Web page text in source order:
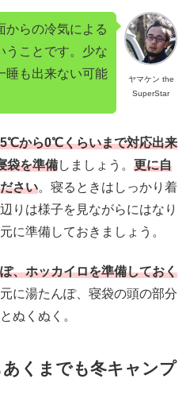
ヤマケン the
SuperStar
からの冷気による
うことです。少な
睡も出来ない可能
から0℃くらいまで対応出来
袋を準備しましょう。 更に自
さい。寝るときはしっかり着
りは様子を見ながらにはなり
に準備しておきましょう。
、ホッカイロを準備しておく
に湯たんぽ、寝袋の頭の部分
ぬくぬく。
くまでも冬キャンプ